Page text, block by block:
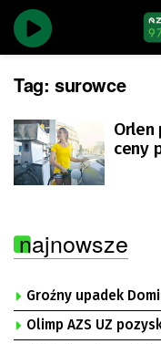
Tag: surowce
Orlen
ceny
najnowsze
Groźny upadek
Olimp AZS UZ